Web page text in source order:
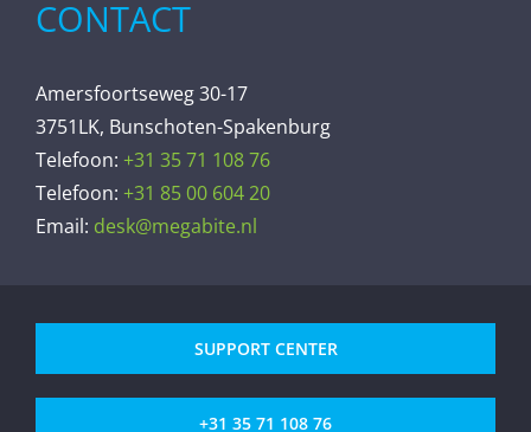
CONTACT
Amersfoortseweg 30-17
3751LK, Bunschoten-Spakenburg
Telefoon: +31 35 71 108 76
Telefoon: +31 85 00 604 20
Email: desk@megabite.nl
SUPPORT CENTER
+31 35 71 108 76